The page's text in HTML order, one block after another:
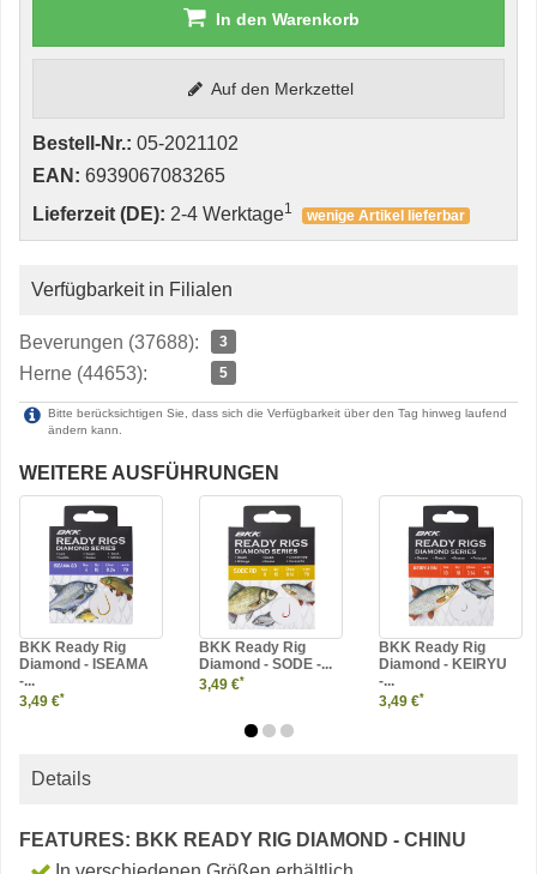
In den Warenkorb
Auf den Merkzettel
Bestell-Nr.: 05-2021102
EAN: 6939067083265
Lieferzeit (DE): 2-4 Werktage1 wenige Artikel lieferbar
Verfügbarkeit in Filialen
Beverungen (37688): 3
Herne (44653): 5
Bitte berücksichtigen Sie, dass sich die Verfügbarkeit über den Tag hinweg laufend
ändern kann.
WEITERE AUSFÜHRUNGEN
BKK Ready Rig
Diamond - ISEAMA
-...
3,49 €*
BKK Ready Rig
Diamond - SODE -...
3,49 €*
BKK Ready Rig
Diamond - KEIRYU
-...
3,49 €*
Details
FEATURES: BKK READY RIG DIAMOND - CHINU